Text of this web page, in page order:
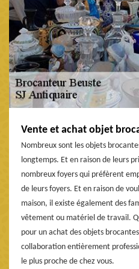
Vente et achat objet
Nombreux sont les objets
longtemps. Et en raison de leurs
nombreux foyers qui préfèrent
de leurs foyers. Et en raison de
maison, il existe également des
vêtement ou matériel de travail.
pour un achat des objets
collaboration entièrement
le plus proche de chez vous.